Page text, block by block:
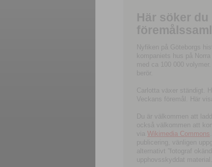
Här söker
Nyfiken på Göteborgs
kompaniets hus på
med ca 100 000
berör.
Carlotta växer ständigt.
Veckans föremål. Här
Du är välkommen att
också välkommen att
via Wikimedia Commons
publicering, vänligen
alternativt ”fotograf
upphovsskyddat material.